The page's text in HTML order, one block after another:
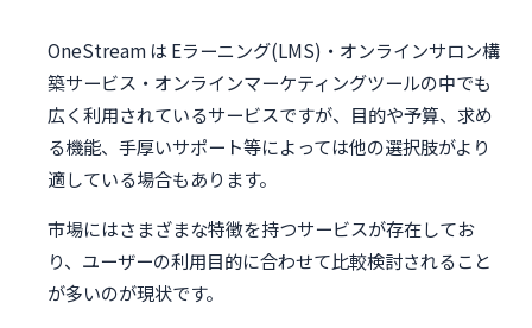
OneStream は Eラーニング(LMS)・オンラインサロン構
築サービス・オンラインマーケティングツールの中でも
広く利用されているサービスですが、目的や予算、求め
る機能、手厚いサポート等によっては他の選択肢がより
適している場合もあります。
市場にはさまざまな特徴を持つサービスが存在してお
り、ユーザーの利用目的に合わせて比較検討されること
が多いのが現状です。